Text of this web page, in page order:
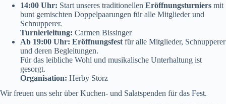
14:00 Uhr: Start unseres traditionellen Eröffnungsturniers mit
bunt gemischten Doppelpaarungen für alle Mitglieder und
Schnupperer.
Turnierleitung: Carmen Bissinger
Ab 19:00 Uhr: Eröffnungsfest für alle Mitglieder, Schnupperer
und deren Begleitungen.
Für das leibliche Wohl und musikalische Unterhaltung ist
gesorgt.
Organisation: Herby Storz
Wir freuen uns sehr über Kuchen- und Salatspenden für das Fest.